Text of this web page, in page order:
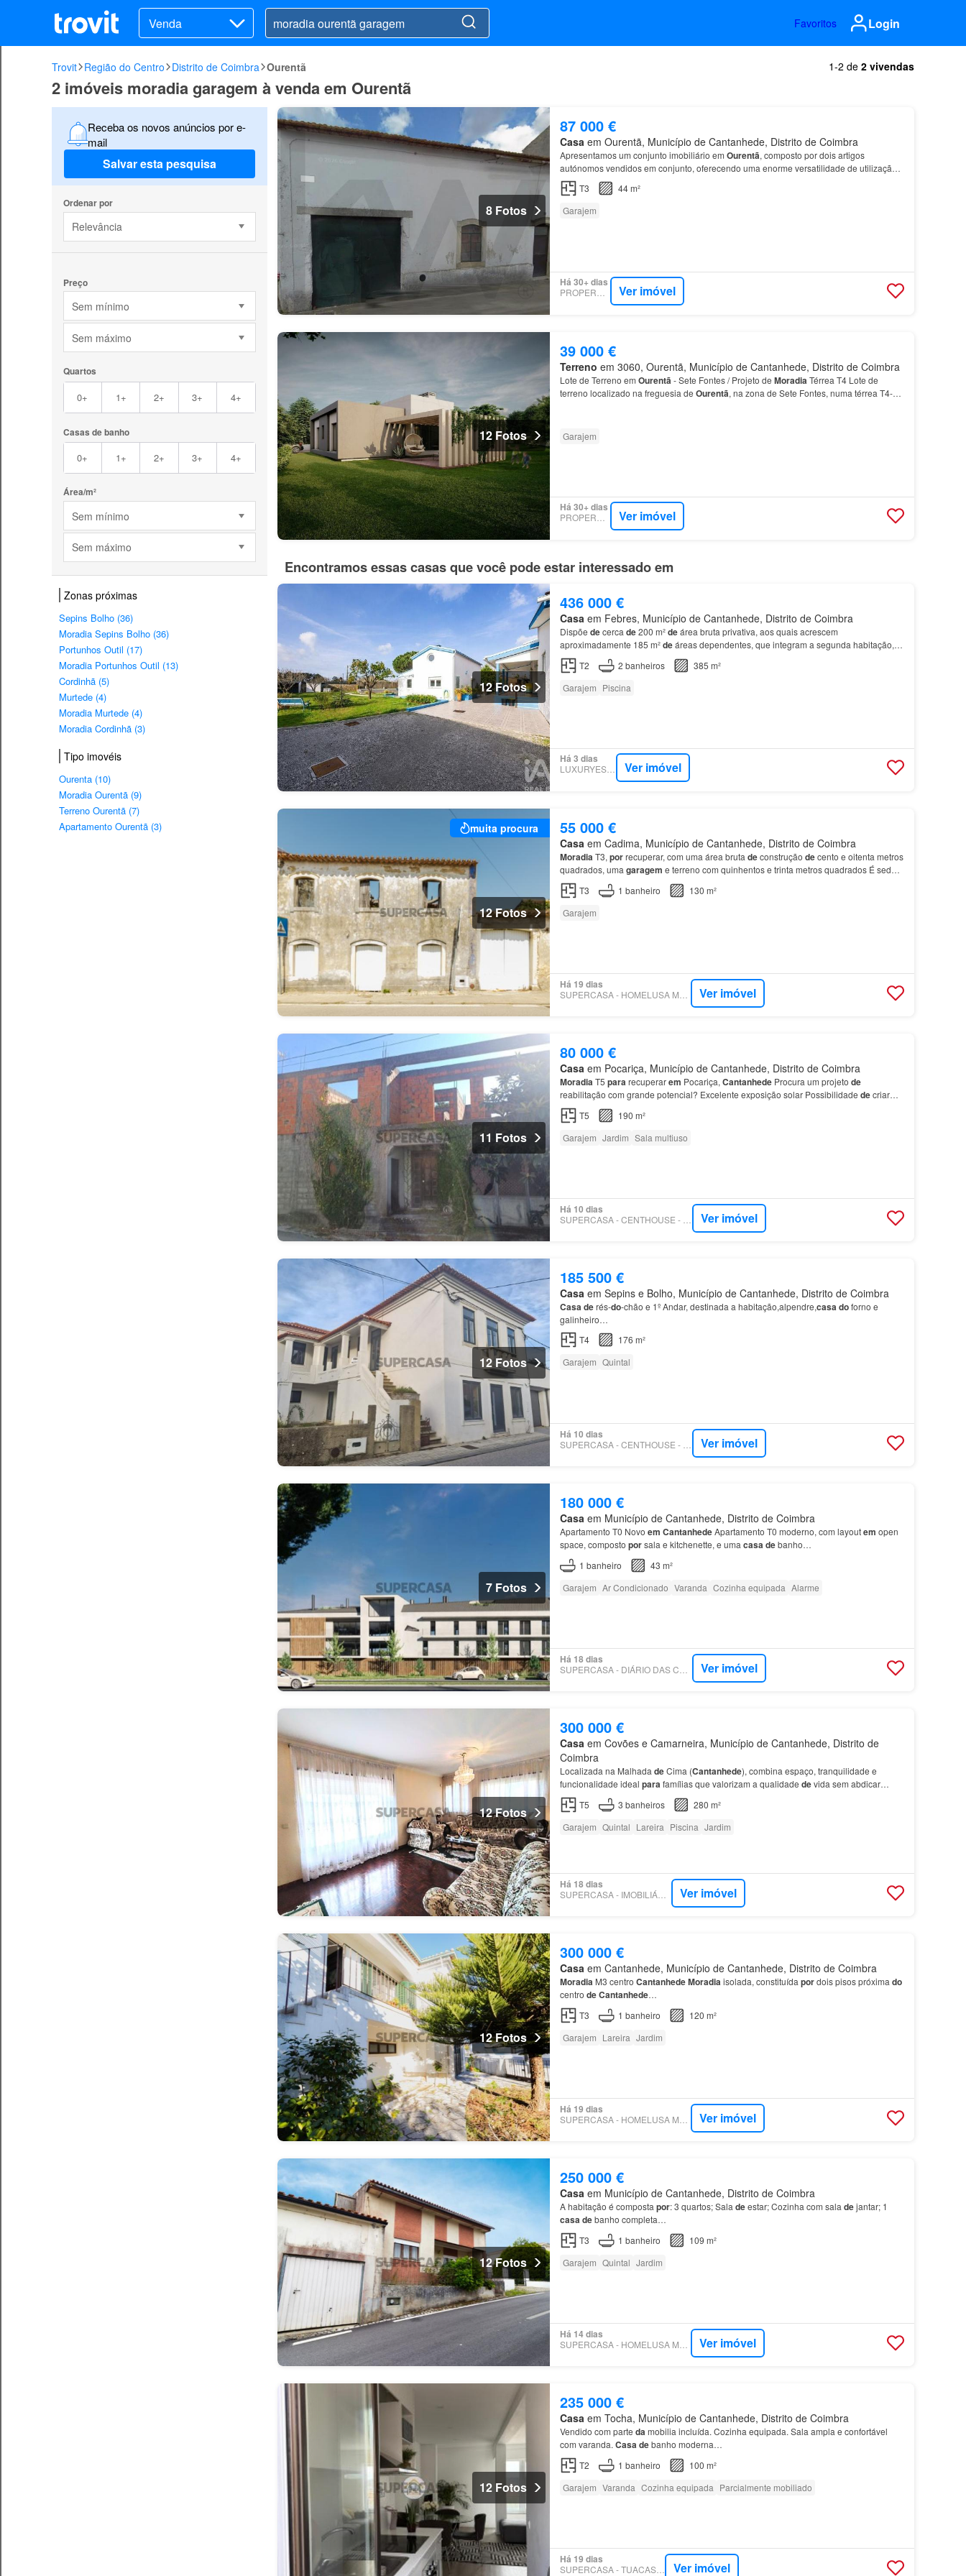
Venda Favoritos Login
Trovit Região do Centro Distrito de Coimbra Ourentã 1-2 de 2 vivendas
2 imóveis moradia garagem à venda em Ourentã
Receba os novos anúncios por e-
mail
Salvar esta pesquisa
Ordenar por
Relevância
Preço
Sem mínimo
Sem máximo
Quartos
0+ 1+ 2+ 3+ 4+
Casas de banho
0+ 1+ 2+ 3+ 4+
Área/m²
Sem mínimo
Sem máximo
Zonas próximas
Sepins Bolho (36)
Moradia Sepins Bolho (36)
Portunhos Outil (17)
Moradia Portunhos Outil (13)
Cordinhã (5)
Murtede (4)
Moradia Murtede (4)
Moradia Cordinhã (3)
Tipo imovéis
Ourenta (10)
Moradia Ourentã (9)
Terreno Ourentã (7)
Apartamento Ourentã (3)
8 Fotos
87 000 €
Casaem Ourentã, Município de Cantanhede, Distrito de Coimbra
Apresentamos um conjunto imobiliário em Ourentã, composto por dois artigos
autónomos vendidos em conjunto, oferecendo uma enorme versatilidade de utilização
Garagem em Anexo (Artigo Autónomo): Espaço com 54 m², ideal para est…
T3
44 m²
Garajem
Há 30+ dias
PROPERSTAR Ver imóvel
12 Fotos
39 000 €
Terreno em 3060, Ourentã, Município de Cantanhede, Distrito de Coimbra
Lote de Terreno em Ourentã- Sete Fontes / Projeto de MoradiaTérrea T4 Lote de
terreno localizado na freguesia de Ourentã, na zona de Sete Fontes, numa térrea T4-
Garajem
Há 30+ dias
PROPERSTAR Ver imóvel
Encontramos essas casas que você pode estar interessado em
12 Fotos
436 000 €
Casa em Febres, Município de Cantanhede, Distrito de Coimbra
Dispõe decerca de200 m²deárea bruta privativa, aos quais acrescem
aproximadamente 185 m²deáreas dependentes, que integram a segunda habitação, a
garagem e os restantes espaços anexos.…
T2 2 banheiros
385 m²
Garajem Piscina
Há 3 dias
LUXURYESTATE Ver imóvel
muita procura
12 Fotos
55 000 €
Casa em Cadima, Município de Cantanhede, Distrito de Coimbra
MoradiaT3, porrecuperar, com uma área bruta deconstrução decento e oitenta metros
quadrados, uma garagem e terreno com quinhentos e trinta metros quadrados É sede
domunicípio Cantanhedeque tem 390,88 km²
T3 1 banheiro
130 m²
Garajem
Há 19 dias
Ver imóvel
11 Fotos
80 000 €
Casaem Pocariça, Município de Cantanhede, Distrito de Coimbra
MoradiaT5 pararecuperarem Pocariça, CantanhedeProcura um projeto de
reabilitação com grande potencial? Excelente exposição solar Possibilidade decriar
jardim,
garagem
T5
190 m²
Garajem Jardim Sala multiuso
Há 10 dias
Ver imóvel
12 Fotos
185 500 €
Casaem Sepins e Bolho, Município de Cantanhede, Distrito de Coimbra
Casaderés-do-chão e 1º Andar, destinada a habitação,alpendre,casadoforno e
galinheiro…
T4
176 m²
Garajem Quintal
Há 10 dias
Ver imóvel
7 Fotos
180 000 €
Casaem Município de Cantanhede, Distrito de Coimbra
Apartamento T0 Novo em CantanhedeApartamento T0 moderno, com layoutem open
space, composto porsala e kitchenette, e uma casadebanho…
1 banheiro
43 m²
Garajem Ar Condicionado Varanda Cozinha equipada Alarme
Há 18 dias
Ver imóvel
12 Fotos
300 000 €
Casaem Covões e Camarneira, Município de Cantanhede, Distrito de
Coimbra
Localizada na Malhada deCima (Cantanhede), combina espaço, tranquilidade e
funcionalidade ideal parafamílias que valorizam a qualidade devida sem abdicar
acolhedoresem qualquer estação Terreno lateral com 800 m² e 20 metr…
T5 3 banheiros
280 m²
Garajem Quintal Lareira Piscina Jardim
Há 18 dias
SUPERCASA - IMOBILIÁRIA HORIZONTE Ver imóvel
12 Fotos
300 000 €
Casaem Cantanhede, Município de Cantanhede, Distrito de Coimbra
Moradia M3 centro CantanhedeMoradiaisolada, constituída pordois pisos próxima do
centro deCantanhede…
T3
1 banheiro
120 m²
Garajem Lareira Jardim
Há 19 dias
Ver imóvel
12 Fotos
250 000 €
Casaem Município de Cantanhede, Distrito de Coimbra
A habitação é composta por: 3 quartos; Sala deestar; Cozinha com sala dejantar; 1
casadebanho completa…
T3
1 banheiro
109 m²
Garajem Quintal Jardim
Há 14 dias
Ver imóvel
12 Fotos
235 000 €
Casaem Tocha, Município de Cantanhede, Distrito de Coimbra
Vendido com parte damobilia incluída. Cozinha equipada. Sala ampla e confortável
com varanda. Casadebanho moderna…
T2
1 banheiro
100 m²
Garajem Varanda Cozinha equipada Parcialmente mobiliado
Há 19 dias
SUPERCASA - TUACASA PORTUGAL Ver imóvel